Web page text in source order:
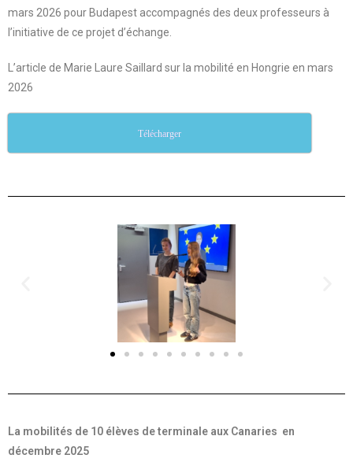
mars 2026 pour Budapest accompagnés des deux professeurs à
l’initiative de ce projet d’échange.
L’article de Marie Laure Saillard sur la mobilité en Hongrie en mars
2026
Télécharger
La mobilités de 10 élèves de terminale aux Canaries en
décembre 2025